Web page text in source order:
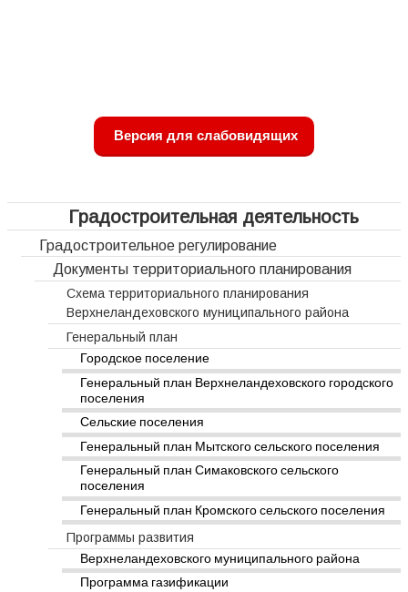
Версия для слабовидящих
Градостроительная деятельность
Градостроительное регулирование
Документы территориального планирования
Схема территориального планирования
Верхнеландеховского муниципального района
Генеральный план
Городское поселение
Генеральный план Верхнеландеховского городского
поселения
Сельские поселения
Генеральный план Мытского сельского поселения
Генеральный план Симаковского сельского
поселения
Генеральный план Кромского сельского поселения
Программы развития
Верхнеландеховского муниципального района
Программа газификации